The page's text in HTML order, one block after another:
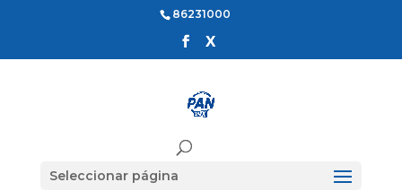
86231000
Seleccionar página